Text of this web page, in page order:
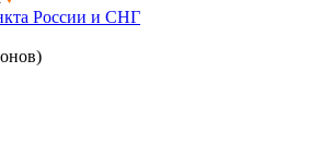
России и СНГ